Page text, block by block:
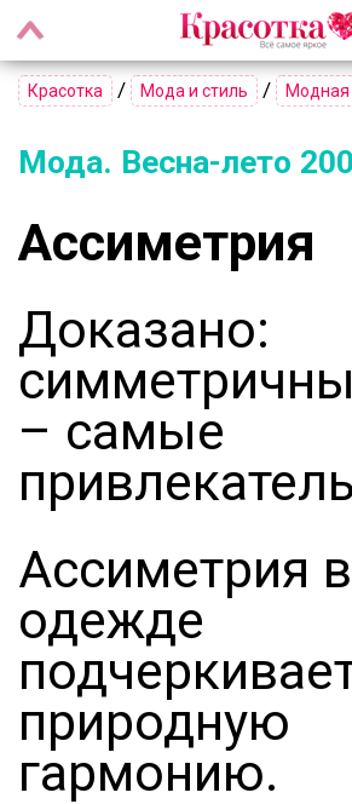
Красотка / Мода и стиль /
Мода. Весна-лето
Ассиметрия
Доказано:
– самые
Ассиметрия в
одежде
природную
гармонию.